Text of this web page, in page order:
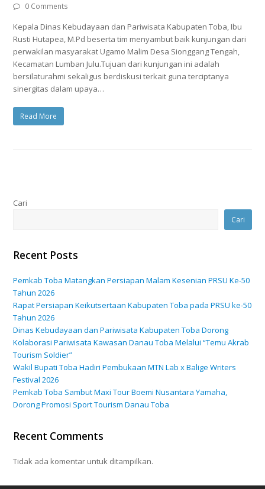
0 Comments
Kepala Dinas Kebudayaan dan Pariwisata Kabupaten Toba, Ibu
Rusti Hutapea, M.Pd beserta tim menyambut baik kunjungan dari
perwakilan masyarakat Ugamo Malim Desa Sionggang Tengah,
Kecamatan Lumban Julu.Tujuan dari kunjungan ini adalah
bersilaturahmi sekaligus berdiskusi terkait guna terciptanya
sinergitas dalam upaya…
Read More
Cari
Cari
Recent Posts
Pemkab Toba Matangkan Persiapan Malam Kesenian PRSU Ke-50
Tahun 2026
Rapat Persiapan Keikutsertaan Kabupaten Toba pada PRSU ke-50
Tahun 2026
Dinas Kebudayaan dan Pariwisata Kabupaten Toba Dorong
Kolaborasi Pariwisata Kawasan Danau Toba Melalui “Temu Akrab
Tourism Soldier”
Wakil Bupati Toba Hadiri Pembukaan MTN Lab x Balige Writers
Festival 2026
Pemkab Toba Sambut Maxi Tour Boemi Nusantara Yamaha,
Dorong Promosi Sport Tourism Danau Toba
Recent Comments
Tidak ada komentar untuk ditampilkan.